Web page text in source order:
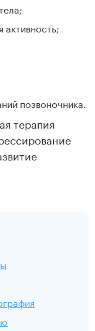
активность;
позвоночника.
терапия